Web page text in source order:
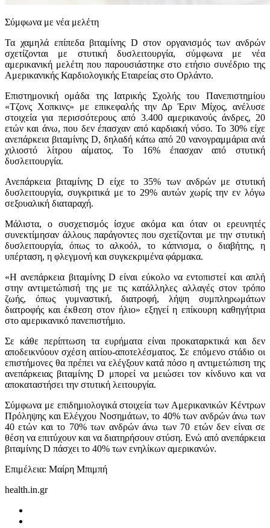
Σύμφωνα με νέα μελέτη
Τα χαμηλά επίπεδα βιταμίνης D στον οργανισμός των ανδρών
σχετίζονται με στυτική δυσλειτουργία, σύμφωνα με νέα
αμερικανική μελέτη που παρουσιάστηκε στο ετήσιο συνέδριο της
Αμερικανικής Καρδιολογικής Εταιρείας στο Ορλάντο.
Επιστημονική ομάδα της Ιατρικής Σχολής του Πανεπιστημίου
«Τζονς Χοπκινς» με επικεφαλής την Δρ Έριν Μίχος, ανέλυσε
στοιχεία για περισσότερους από 3.400 αμερικανούς άνδρες, 20
ετών και άνω, που δεν έπασχαν από καρδιακή νόσο. Το 30% είχε
ανεπάρκεια βιταμίνης D, δηλαδή κάτω από 20 νανογραμμάρια ανά
χιλιοστό λίτρου αίματος. Το 16% έπασχαν από στυτική
δυσλειτουργία.
Ανεπάρκεια βιταμίνης D είχε το 35% των ανδρών με στυτική
δυσλειτουργία, συγκριτικά με το 29% αυτών χωρίς την εν λόγω
σεξουαλική διαταραχή.
Μάλιστα, ο συσχετισμός ίσχυε ακόμα και όταν οι ερευνητές
συνεκτίμησαν άλλους παράγοντες που σχετίζονται με την στυτική
δυσλειτουργία, όπως το αλκοόλ, το κάπνισμα, ο διαβήτης, η
υπέρταση, η φλεγμονή και συγκεκριμένα φάρμακα.
«Η ανεπάρκεια βιταμίνης D είναι εύκολο να εντοπιστεί και απλή
στην αντιμετώπισή της με τις κατάλληλες αλλαγές στον τρόπο
ζωής, όπως γυμναστική, διατροφή, λήψη συμπληρωμάτων
διατροφής και έκθεση στον ήλιο» εξηγεί η επίκουρη καθηγήτρια
στο αμερικανικό πανεπιστήμιο.
Σε κάθε περίπτωση τα ευρήματα είναι προκαταρκτικά και δεν
αποδεικνύουν σχέση αιτίου-αποτελέσματος. Σε επόμενο στάδιο οι
επιστήμονες θα πρέπει να ελέγξουν κατά πόσο η αντιμετώπιση της
ανεπάρκειας βιταμίνης D μπορεί να μειώσει τον κίνδυνο και να
αποκαταστήσει την στυτική λειτουργία.
Σύμφωνα με επιδημιολογικά στοιχεία των Αμερικανικών Κέντρων
Πρόληψης και Ελέγχου Νοσημάτων, το 40% των ανδρών άνω των
40 ετών και το 70% των ανδρών άνω των 70 ετών δεν είναι σε
θέση να επιτύχουν και να διατηρήσουν στύση. Ενώ από ανεπάρκεια
βιταμίνης D πάσχει το 40% των ενηλίκων αμερικανών.
Επιμέλεια: Μαίρη Μπιμπή
health.in.gr